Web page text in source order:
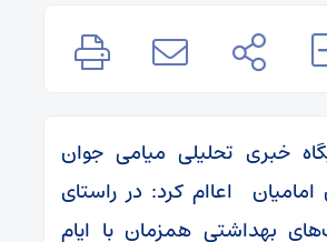
خبری تحلیلی میامی جوان
اعاام کرد: در راستای
بهداشتی همزمان با ایام